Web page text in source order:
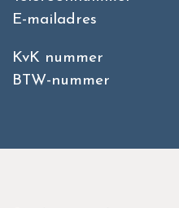
E-mailadres
KvK nummer
BTW-nummer